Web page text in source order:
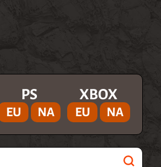
PS
EU NA
XBOX
EU NA